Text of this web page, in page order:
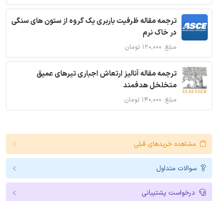
ترجمه مقاله ظرفیت باربری یک گروه از ستون های سنگی
در خاک نرم
مبلغ: ۱۲۰,۰۰۰ تومان
ترجمه مقاله آنالیز ارتعاش اجباری تیرهای عمیق
متخلخل هدفمند
مبلغ: ۱۴۰,۰۰۰ تومان
مشاهده خریدهای قبلی
سوالات متداول
درخواست پشتیبانی